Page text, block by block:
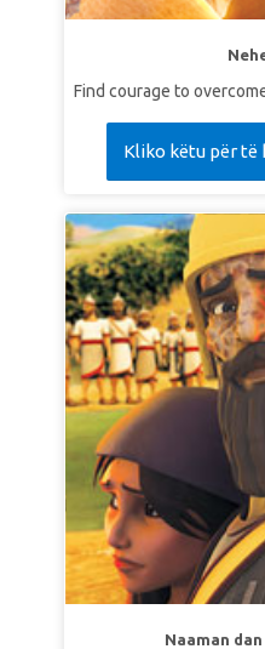
Find courage to
Kliko këtu për të
Naaman